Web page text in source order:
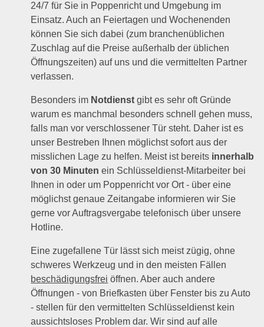
24/7 für Sie in Poppenricht und Umgebung im
Einsatz. Auch an Feiertagen und Wochenenden
können Sie sich dabei (zum branchenüblichen
Zuschlag auf die Preise außerhalb der üblichen
Öffnungszeiten) auf uns und die vermittelten Partner
verlassen.
Besonders im Notdienst gibt es sehr oft Gründe
warum es manchmal besonders schnell gehen muss,
falls man vor verschlossener Tür steht. Daher ist es
unser Bestreben Ihnen möglichst sofort aus der
misslichen Lage zu helfen. Meist ist bereits innerhalb
von 30 Minuten ein Schlüsseldienst-Mitarbeiter bei
Ihnen in oder um Poppenricht vor Ort - über eine
möglichst genaue Zeitangabe informieren wir Sie
gerne vor Auftragsvergabe telefonisch über unsere
Hotline.
Eine zugefallene Tür lässt sich meist zügig, ohne
schweres Werkzeug und in den meisten Fällen
beschädigungsfrei öffnen. Aber auch andere
Öffnungen - von Briefkasten über Fenster bis zu Auto
- stellen für den vermittelten Schlüsseldienst kein
aussichtsloses Problem dar. Wir sind auf alle